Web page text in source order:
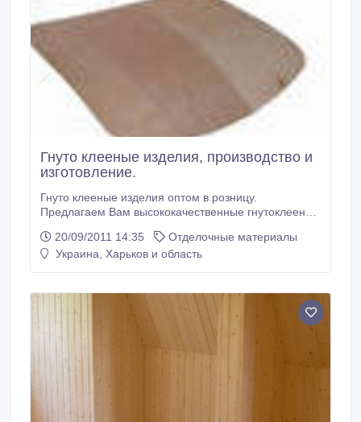
Гнуто клееные изделия, производство и
изготовление.
Гнуто клееные изделия оптом в розницу.
Предлагаем Вам высококачественные гнутоклееные
наличии: заготовки для школьных стульев, кресел,
столов, стульев и многое другое. Оптовым
20/09/2011 14:35
Отделочные материалы
Украина, Харьков и область